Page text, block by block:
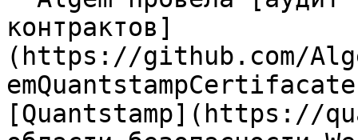
контрактов]
(https://github.com/
[Quantstamp](https://